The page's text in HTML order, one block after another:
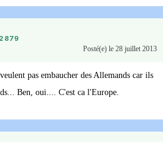
2 879
Posté(e) le 28 juillet 2013
pas embaucher des Allemands car ils
Ben, oui.... C'est ca l'Europe.